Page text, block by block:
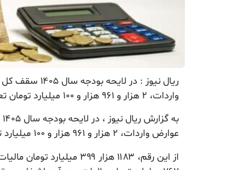
ریال نیوز : در
واردات، ۲ هزار و ۹۶۱ هزار و ۱۰۰ میلیارد تومان تعیین شده است.
عوارض واردات، ۲ هزار و ۹۶۱ هزار و ۱۰۰ میلیارد تومان تعیین شده است.